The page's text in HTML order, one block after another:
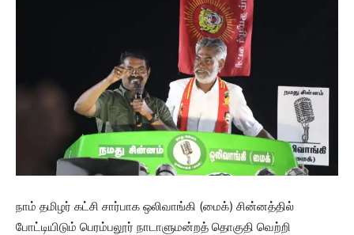
நாம் தமிழர் கட்சி சார்பாக ஒலிவாங்கி (மைக்) சின்னத்தில்
போட்டியிடும் பெரம்பலூர் நாடாளுமன்றத் தொகுதி வெற்றி